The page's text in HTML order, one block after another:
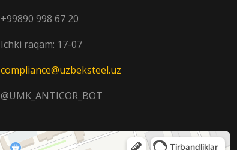
+99890 998 67 20
Ichki raqam: 17-07
compliance@uzbeksteel.uz
@UMK_ANTICOR_BOT